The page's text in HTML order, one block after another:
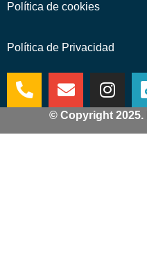
Política de cookies
Política de Privacidad
© Copyright 2025.